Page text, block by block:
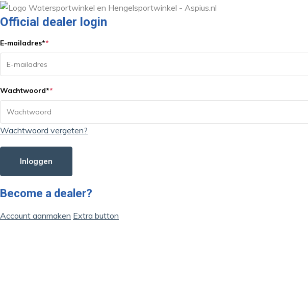
Official dealer login
E-mailadres**
Wachtwoord**
Wachtwoord vergeten?
Inloggen
Become a dealer?
Account aanmaken Extra button